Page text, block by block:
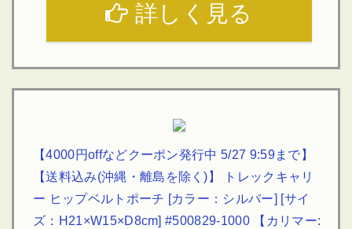
詳しく見る
【4000円offなどクーポン発行中 5/27 9:59まで】
【送料込み(沖縄・離島を除く)】 トレックキャリ
ー ヒップベルトポーチ [カラー：シルバー] [サイ
ズ：H21×W15×D8cm] #500829-1000 【カリマー: